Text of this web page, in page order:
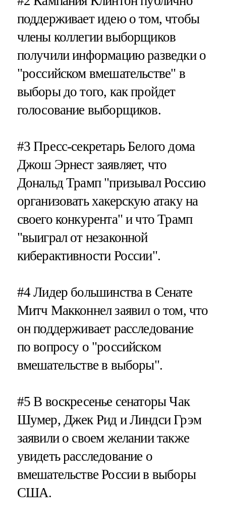
поддерживает идею о том, чтобы
члены коллегии выборщиков
получили информацию разведки о
"российском вмешательстве" в
выборы до того, как пройдет
голосование выборщиков.
#3Пресс-секретарь Белого дома
Джош Эрнест заявляет, что
Дональд Трамп "призывал Россию
организовать хакерскую атаку на
своего конкурента" и что Трамп
"выиграл от незаконной
киберактивности России".
#4Лидер большинства в Сенате
Митч Макконнел заявил о том, что
он поддерживает расследование
по вопросу о "российском
вмешательстве в выборы".
#5В воскресенье сенаторы Чак
Шумер, Джек Рид и Линдси Грэм
заявили о своем желании также
увидеть расследование о
вмешательстве России в выборы
США.